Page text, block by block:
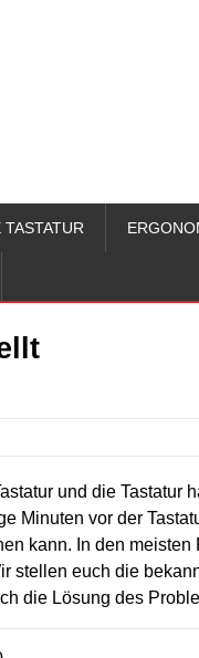
und die Tastatur
Minuten vor der
kann. In den
stellen euch die
die Lösung des